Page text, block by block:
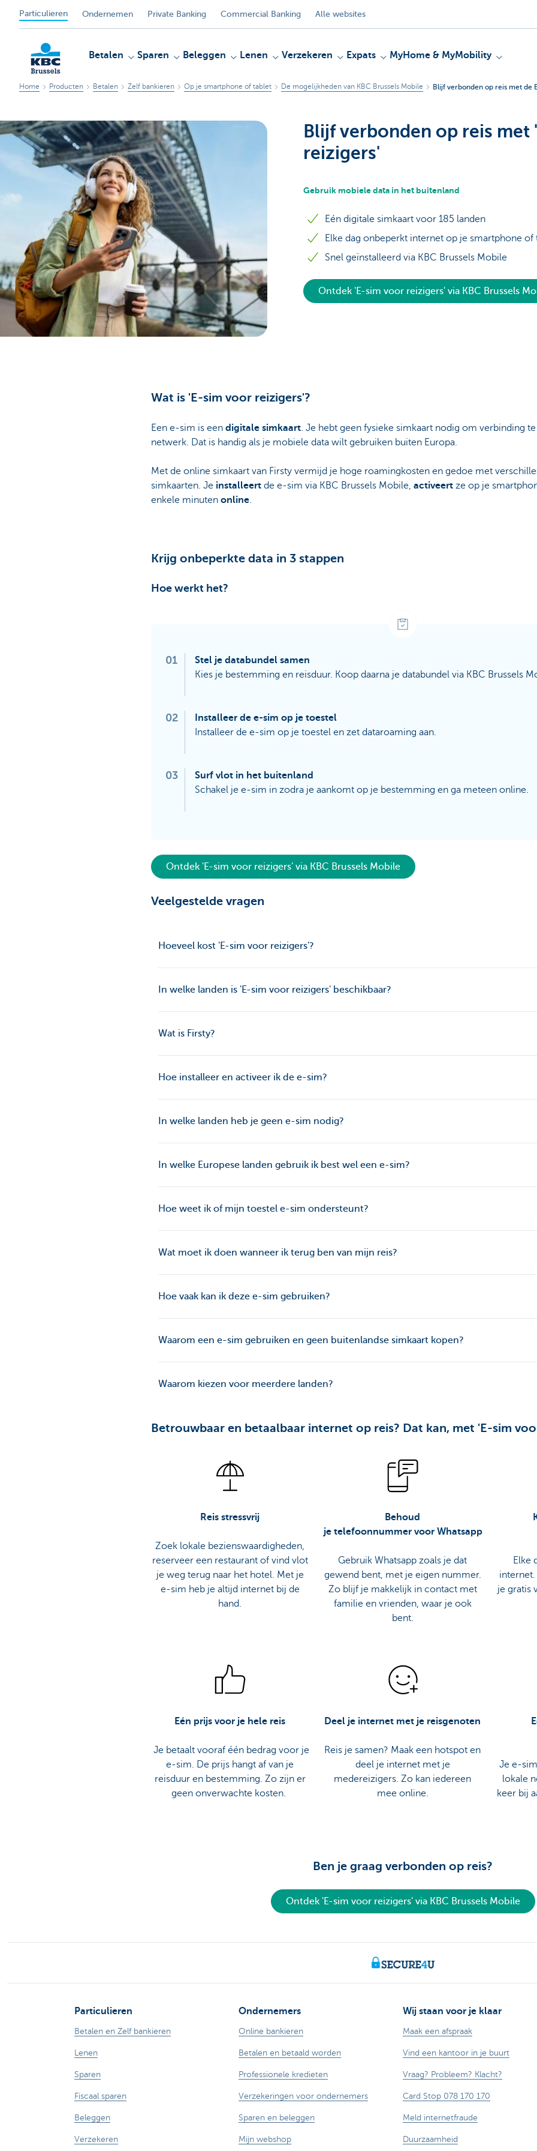
Particulieren Ondernemen Private Banking Commercial Banking Alle websites
KBC
Brussels
Betalen Sparen Beleggen Lenen Verzekeren Expats MyHome & MyMobility
Home Producten Betalen Zelf bankieren Op je smartphone of tablet De mogelijkheden van KBC Brussels Mobile Blijf verbonden op reis met de
Blijf verbonden op reis met
reizigers'
Gebruik mobiele data in het buitenland
Eén digitale simkaart voor 185 landen
Elke dag onbeperkt internet op je smartphone of
Snel geïnstalleerd via KBC Brussels Mobile
Ontdek 'E-sim voor reizigers' via KBC Brussels
Wat is 'E-sim voor reizigers'?
Een e-sim is een digitale simkaart. Je hebt geen fysieke simkaart nodig om verbinding
netwerk. Dat is handig als je mobiele data wilt gebruiken buiten Europa.
Met de online simkaart van Firsty vermijd je hoge roamingkosten en gedoe met
simkaarten. Je installeert de e-sim via KBC Brussels Mobile, activeert ze op je
enkele minuten online.
Krijg onbeperkte data in 3 stappen
Hoe werkt het?
01
Stel je databundel samen
Kies je bestemming en reisduur. Koop daarna je databundel via KBC Brussels
02
Installeer de e-sim op je toestel
Installeer de e-sim op je toestel en zet dataroaming aan.
03
Surf vlot in het buitenland
Schakel je e-sim in zodra je aankomt op je bestemming en ga meteen online.
Ontdek 'E-sim voor reizigers' via KBC Brussels Mobile
Veelgestelde vragen
Hoeveel kost 'E-sim voor reizigers'?
In welke landen is 'E-sim voor reizigers' beschikbaar?
Wat is Firsty?
Hoe installeer en activeer ik de e-sim?
In welke landen heb je geen e-sim nodig?
In welke Europese landen gebruik ik best wel een e-sim?
Hoe weet ik of mijn toestel e-sim ondersteunt?
Wat moet ik doen wanneer ik terug ben van mijn reis?
Hoe vaak kan ik deze e-sim gebruiken?
Waarom een e-sim gebruiken en geen buitenlandse simkaart kopen?
Waarom kiezen voor meerdere landen?
Betrouwbaar en betaalbaar internet op reis? Dat kan, met 'E-sim
Reis stressvrij
Zoek lokale bezienswaardigheden,
reserveer een restaurant of vind vlot
je weg terug naar het hotel. Met je
e-sim heb je altijd internet bij de
hand.
Behoud
je telefoonnummer voor Whatsapp
Gebruik Whatsapp zoals je dat
gewend bent, met je eigen nummer.
Zo blijf je makkelijk in contact met
familie en vrienden, waar je ook
bent.
Elke
internet.
je gratis
Eén prijs voor je hele reis
Je betaalt vooraf één bedrag voor je
e-sim. De prijs hangt af van je
reisduur en bestemming. Zo zijn er
geen onverwachte kosten.
Deel je internet met je reisgenoten
Reis je samen? Maak een hotspot en
deel je internet met je
medereizigers. Zo kan iedereen
mee online.
Je e-
lokale
keer bij
Ben je graag verbonden op reis?
Ontdek 'E-sim voor reizigers' via KBC Brussels Mobile
Particulieren
Betalen en Zelf bankieren
Lenen
Sparen
Fiscaal sparen
Beleggen
Verzekeren
Ondernemers
Online bankieren
Betalen en betaald worden
Professionele kredieten
Verzekeringen voor ondernemers
Sparen en beleggen
Mijn webshop
Wij staan voor je klaar
Maak een afspraak
Vind een kantoor in je buurt
Vraag? Probleem? Klacht?
Card Stop 078 170 170
Meld internetfraude
Duurzaamheid